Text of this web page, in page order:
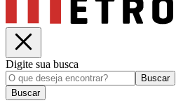
Digite sua busca
Buscar
Buscar